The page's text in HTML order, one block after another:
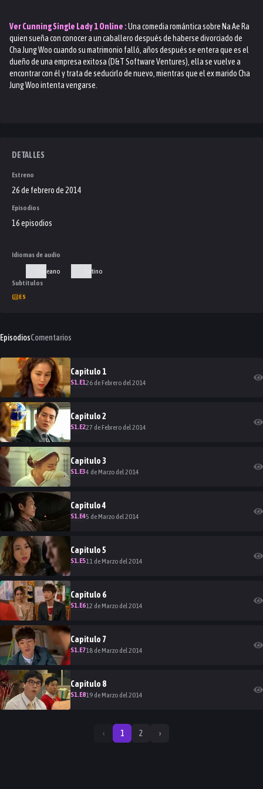
VerCunning Single Lady 1Online :Una comedia romántica sobre Na Ae Ra
quien sueña con conocer a un caballero después de haberse divorciado de
Cha Jung Woo cuando su matrimonio falló, años después se entera que es el
dueño de una empresa exitosa (D&T Software Ventures), ella se vuelve a
encontrar con él y trata de seducirlo de nuevo, mientras que el ex marido Cha
Jung Woo intenta vengarse.
DETALLES
Estreno
26 de febrero de 2014
Episodios
16 episodios
Idiomas de audio
Coreano
Latino
Subtítulos
ES
EpisodiosComentarios
Capitulo 1
S1.E126 de Febrero del 2014
Capitulo2
S1.E227 de Febrero del 2014
Capitulo3
S1.E34 de Marzo del 2014
Capitulo4
S1.E45 de Marzo del 2014
Capitulo5
S1.E511 de Marzo del 2014
Capitulo 6
S1.E612 de Marzo del 2014
Capitulo 7
S1.E718 de Marzo del 2014
Capitulo 8
S1.E819 de Marzo del 2014
‹ 1 2 ›